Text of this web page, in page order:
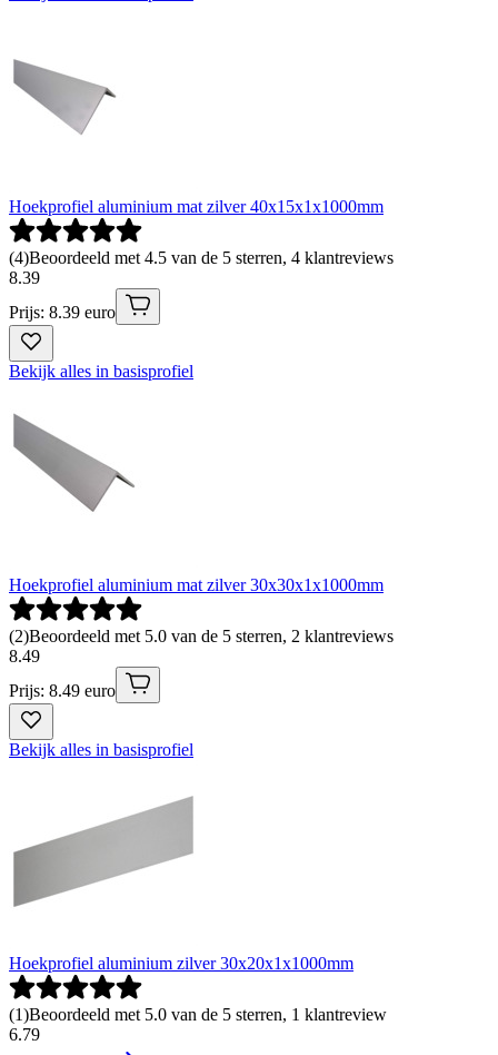
Hoekprofiel aluminium mat zilver 40x15x1x1000mm
(4)Beoordeeld met 4.5 van de 5 sterren, 4 klantreviews
8.39
Prijs: 8.39 euro
Bekijk alles in basisprofiel
Hoekprofiel aluminium mat zilver 30x30x1x1000mm
(2)Beoordeeld met 5.0 van de 5 sterren, 2 klantreviews
8.49
Prijs: 8.49 euro
Bekijk alles in basisprofiel
Hoekprofiel aluminium zilver 30x20x1x1000mm
(1)Beoordeeld met 5.0 van de 5 sterren, 1 klantreview
6.79